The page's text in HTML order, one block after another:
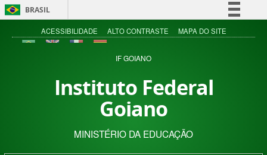
BRASIL
Simplifique!
Acesso à informação
ACESSIBILIDADE ALTO CONTRASTE MAPA DO SITE
IF GOIANO
Instituto Federal
Goiano
MINISTÉRIO DA EDUCAÇÃO